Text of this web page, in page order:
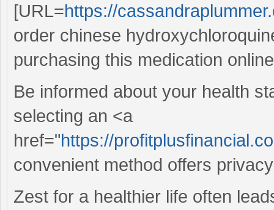
[URL=https://
order chinese
purchasing this medication
Be informed about your health
selecting an <a
href="https://
convenient method offers
Zest for a healthier life often